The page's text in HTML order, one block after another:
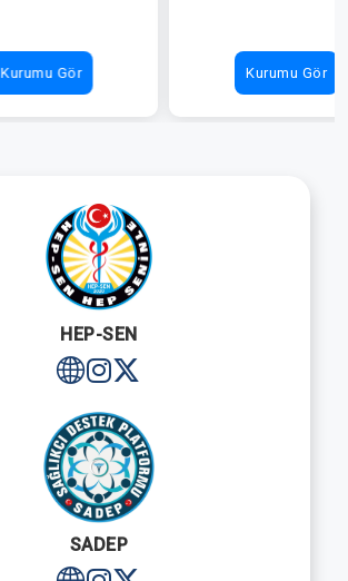
Kurumu Gör Kurumu Gör
HEP-SEN
SADEP